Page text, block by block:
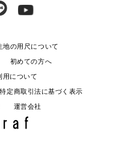
地の用尺について
初めての方へ
用について
特定商取引法に基づく表示
運営会社